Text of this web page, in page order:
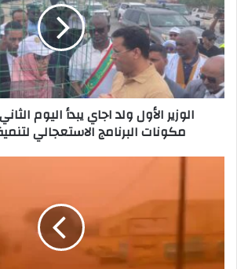
الوزير الأول ولد اجاي يبدأ اليوم
مكونات البرنامج الاستعجالي